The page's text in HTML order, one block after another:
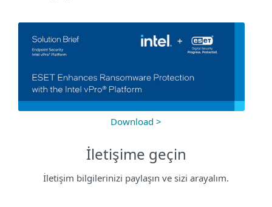
Download >
İletişime geçin
İletişim bilgilerinizi paylaşın ve sizi arayalım.